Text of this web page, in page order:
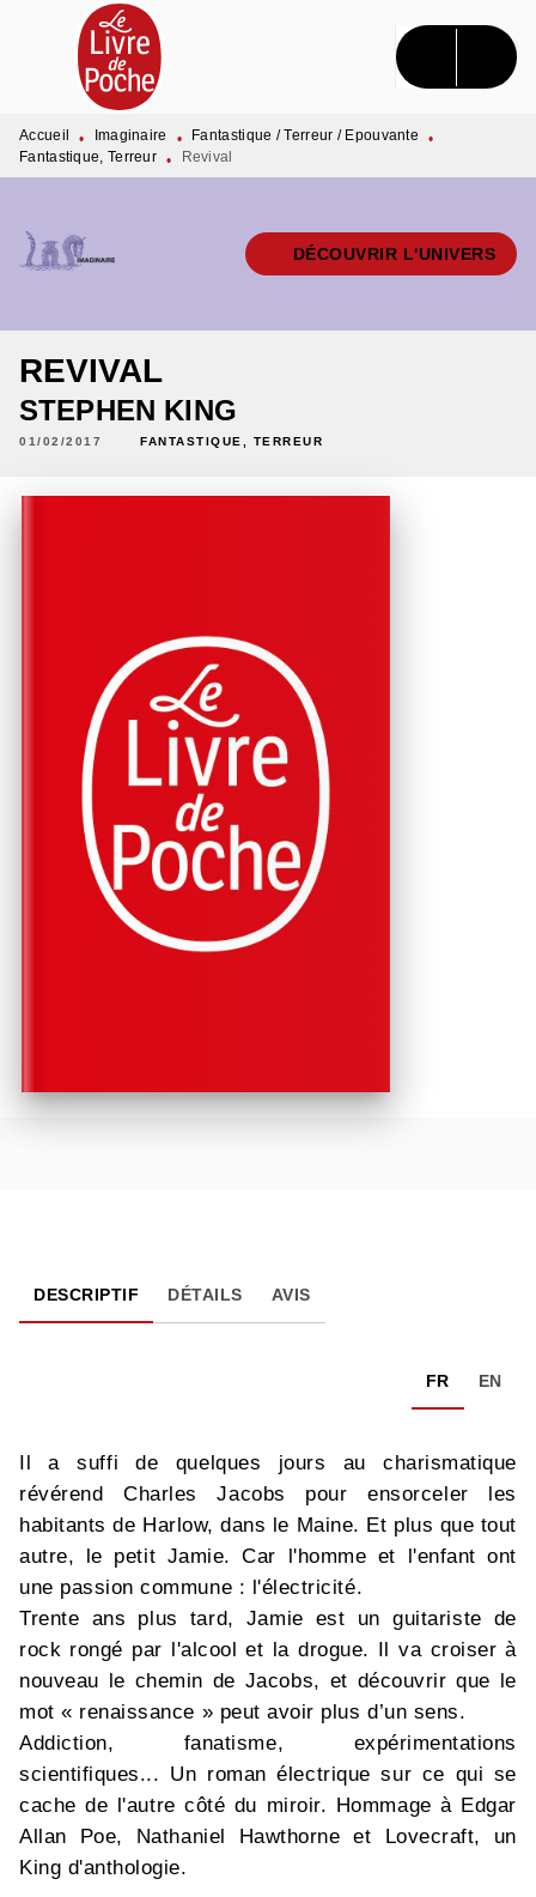
MENU RECHERCHE CONTENU
PIED DE PAGE
Accueil • Imaginaire • Fantastique / Terreur / Epouvante
•
Fantastique, Terreur • Revival
DÉCOUVRIR L'UNIVERS
REVIVAL
STEPHEN KING
01/02/2017 FANTASTIQUE, TERREUR
DESCRIPTIF DÉTAILS AVIS
FR EN
Il a suffi de quelques jours au charismatique
révérend Charles Jacobs pour ensorceler les
habitants de Harlow, dans le Maine. Et plus que tout
autre, le petit Jamie. Car l'homme et l'enfant ont
une passion commune : l'électricité.
Trente ans plus tard, Jamie est un guitariste de
rock rongé par l'alcool et la drogue. Il va croiser à
nouveau le chemin de Jacobs, et découvrir que le
mot « renaissance » peut avoir plus d’un sens.
Addiction, fanatisme, expérimentations
scientifiques... Un roman électrique sur ce qui se
cache de l'autre côté du miroir. Hommage à Edgar
Allan Poe, Nathaniel Hawthorne et Lovecraft, un
King d'anthologie.